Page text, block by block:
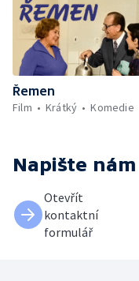
Řemen
Film
Krátký Komedie
Napište nám
Otevřít
kontaktní
formulář